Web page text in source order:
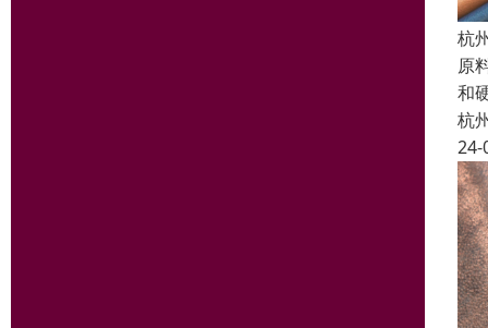
杭
原
和
杭
24-